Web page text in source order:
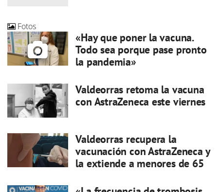
Fotos
«Hay que poner la vacuna.
Todo sea porque pase pronto
la pandemia»
Valdeorras retoma la vacuna
con AstraZeneca este viernes
Valdeorras recupera la
vacunación con AstraZeneca y
la extiende a menores de 65